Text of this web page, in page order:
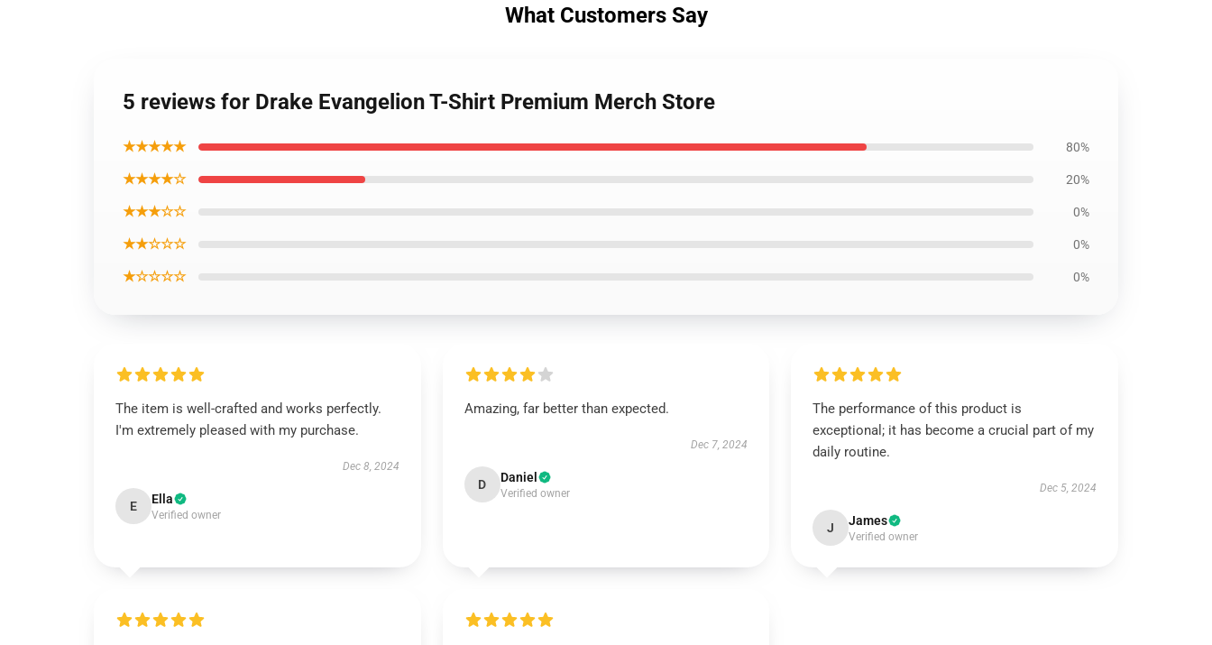
What Customers Say
5 reviews for Drake Evangelion T-Shirt Premium Merch Store
★★★★★ 80%
★★★★☆ 20%
★★★☆☆ 0%
★★☆☆☆ 0%
★☆☆☆☆ 0%
The item is well-crafted and works perfectly.
I'm extremely pleased with my purchase.
Dec 8, 2024
E Ella
Verified owner
Amazing, far better than expected.
Dec 7, 2024
D Daniel
Verified owner
The performance of this product is
exceptional; it has become a crucial part of my
daily routine.
Dec 5, 2024
J James
Verified owner